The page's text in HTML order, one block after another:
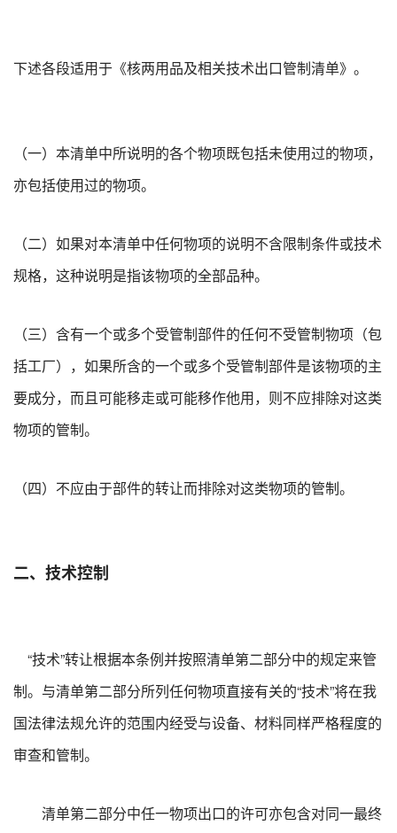
下述各段适用于《核两用品及相关技术出口管制清单》。
（一）本清单中所说明的各个物项既包括未使用过的物项，
亦包括使用过的物项。
（二）如果对本清单中任何物项的说明不含限制条件或技术
规格，这种说明是指该物项的全部品种。
（三）含有一个或多个受管制部件的任何不受管制物项（包
括工厂），如果所含的一个或多个受管制部件是该物项的主
要成分，而且可能移走或可能移作他用，则不应排除对这类
物项的管制。
（四）不应由于部件的转让而排除对这类物项的管制。
二、技术控制
“技术”转让根据本条例并按照清单第二部分中的规定来管
制。与清单第二部分所列任何物项直接有关的“技术”将在我
国法律法规允许的范围内经受与设备、材料同样严格程度的
审查和管制。
清单第二部分中任一物项出口的许可亦包含对同一最终